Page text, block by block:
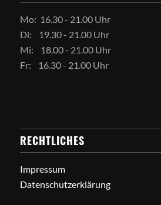
Mo: 16.30 - 21.00 Uhr
Di: 19.30 - 21.00 Uhr
Mi: 18.00 - 21.00 Uhr
Fr: 16.30 - 21.00 Uhr
RECHTLICHES
Impressum
Datenschutzerklärung